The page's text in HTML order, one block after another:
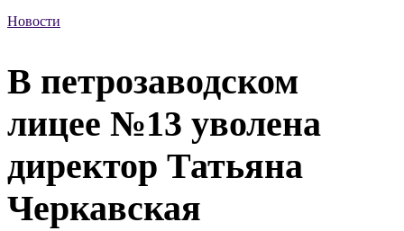
Новости
В петрозаводском
лицее №13 уволена
директор Татьяна
Черкавская